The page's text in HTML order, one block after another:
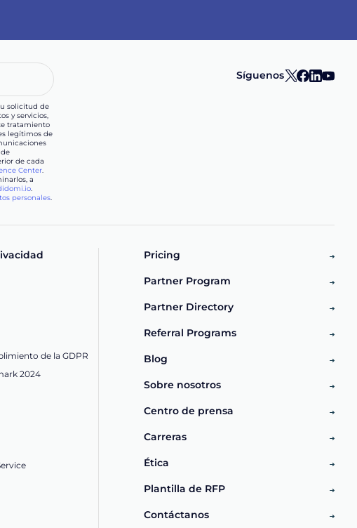
solicitud de
y servicios,
tratamiento
legítimos de
de cada
Center.
a
.
personales.
Síguenos
de la GDPR
2024
Pricing
Partner Program
Partner Directory
Referral Programs
Blog
Sobre nosotros
Centro de prensa
Carreras
Ética
Plantilla de RFP
Contáctanos